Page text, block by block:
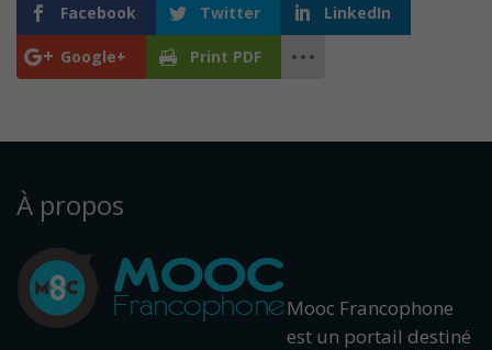
Facebook Twitter LinkedIn
Google+ Print PDF
À propos
Mooc Francophone
est un portail destiné